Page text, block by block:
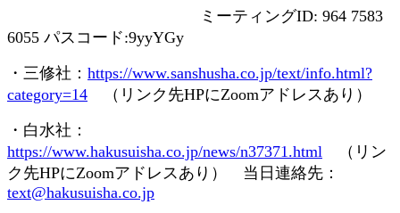
ミーティングID: 964 7583
6055 パスコード:9yyYGy
・三修社： https://www.sanshusha.co.jp/text/info.html?
category=14 （リンク先HPにZoomアドレスあり）
・白水社：
https://www.hakusuisha.co.jp/news/n37371.html （リン
ク先HPにZoomアドレスあり） 当日連絡先：
text@hakusuisha.co.jp